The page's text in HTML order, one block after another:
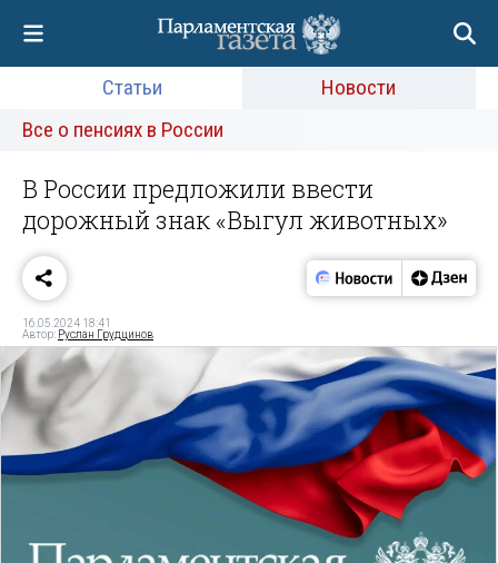
Статьи
Новости
Все о пенсиях в России
В России предложили ввести
дорожный знак «Выгул животных»
16.05.2024 18:41
Автор: Руслан Грудцинов